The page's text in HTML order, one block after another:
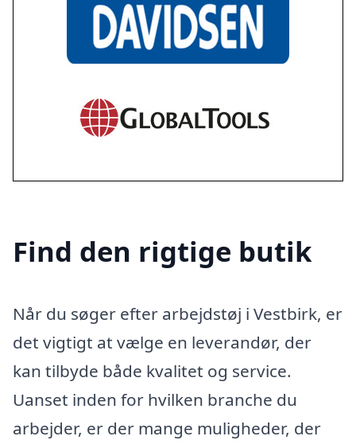
Find den rigtige butik
Når du søger efter arbejdstøj i Vestbirk, er
det vigtigt at vælge en leverandør, der
kan tilbyde både kvalitet og service.
Uanset inden for hvilken branche du
arbejder, er der mange muligheder, der